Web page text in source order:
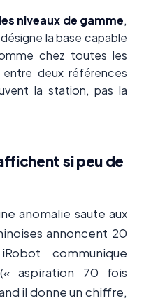
niveaux de gamme,
désigne la base capable
chez toutes les
deux références
la station, pas la
si peu de
anomalie saute aux
annoncent 20
communique
aspiration 70 fois
il donne un chiffre,